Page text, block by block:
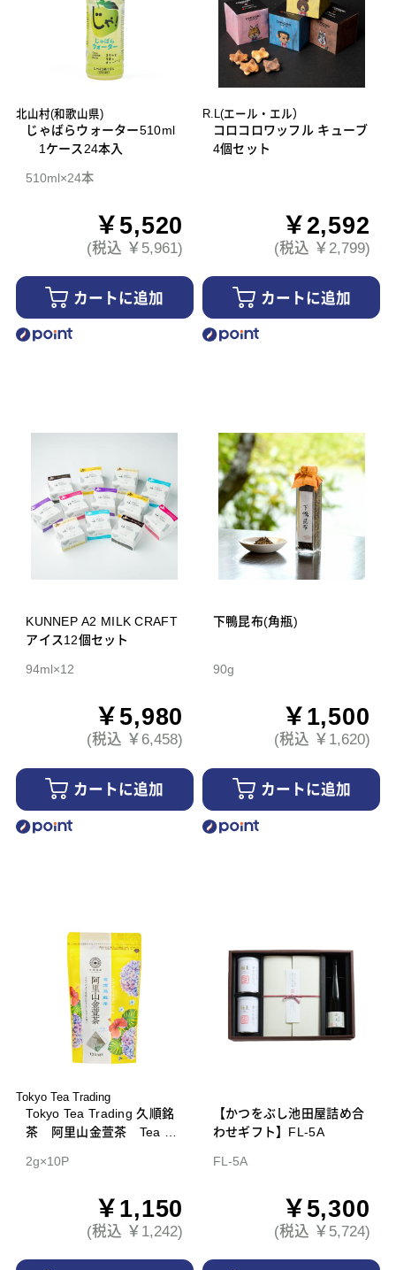
北山村(和歌山県)
じゃばらウォーター510ml
1ケース24本入
510ml×24本
￥5,520
(税込 ￥5,961)
カートに追加
R.L(エール・エル）
コロコロワッフル キューブ
4個セット
￥2,592
(税込 ￥2,799)
カートに追加
KUNNEP A2 MILK CRAFT
アイス12個セット
94ml×12
￥5,980
(税込 ￥6,458)
カートに追加
下鴨昆布(角瓶)
90g
￥1,500
(税込 ￥1,620)
カートに追加
Tokyo Tea Trading
Tokyo Tea Trading 久順銘
茶 阿里山金萱茶 Tea Ba
2g×10P
￥1,150
(税込 ￥1,242)
【かつをぶし池田屋詰め合
わせギフト】FL-5A
FL-5A
￥5,300
(税込 ￥5,724)